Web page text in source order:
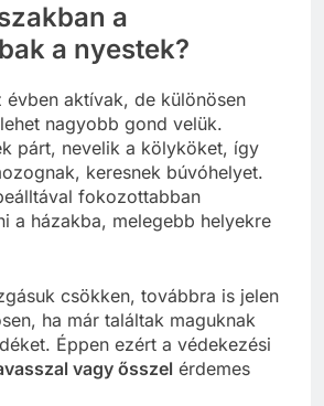
a
a nyestek?
évben aktívak, de különösen
lehet nagyobb gond velük.
párt, nevelik a kölyköket, így
keresnek búvóhelyet.
fokozottabban
a házakba, melegebb helyekre
csökken, továbbra is jelen
ha már találtak maguknak
Éppen ezért a védekezési
vagy ősszel érdemes